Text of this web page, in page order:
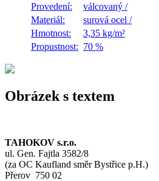
Provedení:
válcovaný /
Materiál:
surová ocel /
Hmotnost:
3,35 kg/m²
Propustnost: 70 %
Obrázek s textem
TAHOKOV s.r.o.
ul. Gen. Fajtla 3582/8
(za OC Kaufland směr Bystřice p.H.)
Přerov 750 02